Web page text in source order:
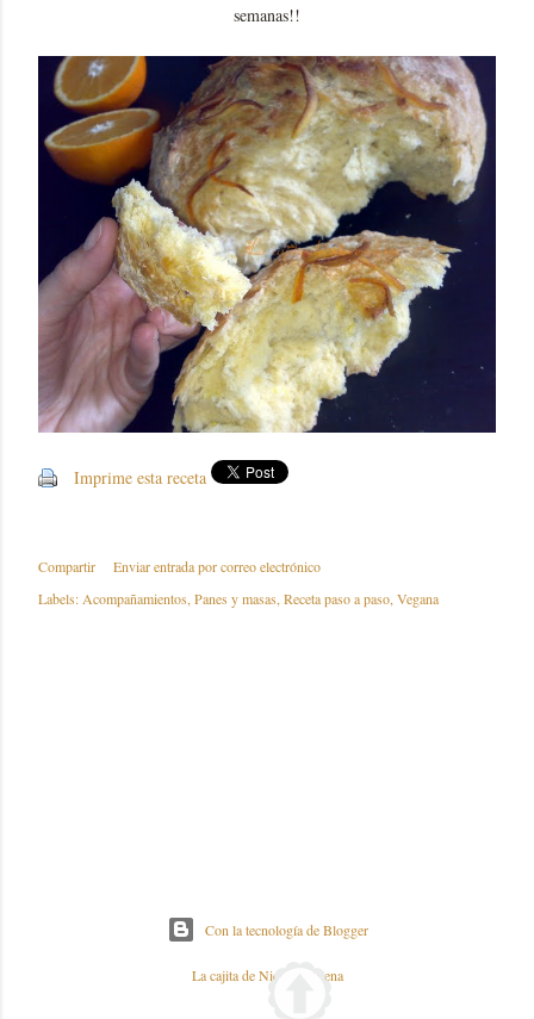
semanas!!
Imprime esta receta
Compartir
Enviar entrada por correo electrónico
Labels: Acompañamientos Panes y masas Receta paso a paso Vegana
Con la tecnología de Blogger
La cajita de Nieves y Elena